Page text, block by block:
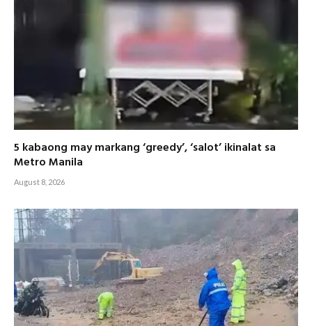
5 kabaong may markang ‘greedy’, ‘salot’ ikinalat sa
Metro Manila
August 8, 2026